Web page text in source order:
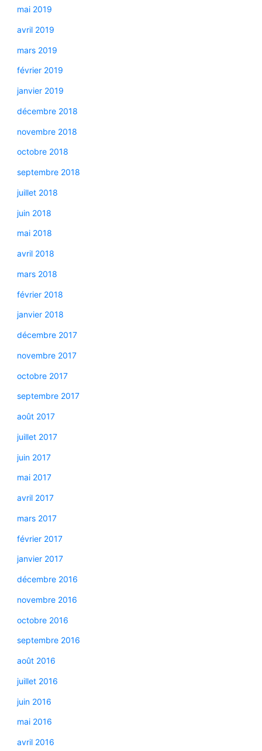
mai 2019
avril 2019
mars 2019
février 2019
janvier 2019
décembre 2018
novembre 2018
octobre 2018
septembre 2018
juillet 2018
juin 2018
mai 2018
avril 2018
mars 2018
février 2018
janvier 2018
décembre 2017
novembre 2017
octobre 2017
septembre 2017
août 2017
juillet 2017
juin 2017
mai 2017
avril 2017
mars 2017
février 2017
janvier 2017
décembre 2016
novembre 2016
octobre 2016
septembre 2016
août 2016
juillet 2016
juin 2016
mai 2016
avril 2016